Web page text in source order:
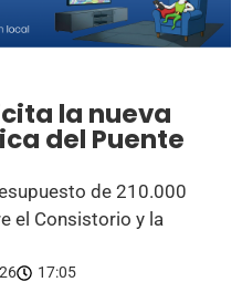
la nueva
del Puente
de 210.000
el Consistorio y la
17:05